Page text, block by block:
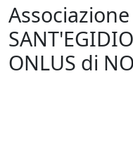
ONLUS di